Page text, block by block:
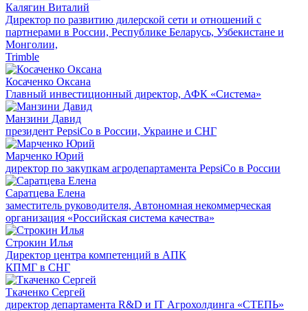
Калягин Виталий
Директор по развитию дилерской сети и отношений с
партнерами в России, Республике Беларусь, Узбекистане и
Монголии,
Trimble
Косаченко Оксана
Главный инвестиционный директор, АФК «Система»
Манзини Давид
президент PepsiCo в России, Украине и СНГ
Марченко Юрий
директор по закупкам агродепартамента PepsiCo в России
Саратцева Елена
заместитель руководителя, Автономная некоммерческая
организация «Российская система качества»
Строкин Илья
Директор центра компетенций в АПК
КПМГ в СНГ
Ткаченко Сергей
директор департамента R&D и IT Агрохолдинга «СТЕПЬ»